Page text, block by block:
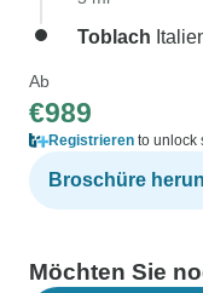
Toblach
Ab
€989
Registrieren to unlock
Broschüre
Möchten Sie